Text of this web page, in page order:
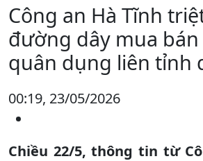
Công an Hà Tĩnh
đường dây mua
quân dụng liên tỉnh
00:19, 23/05/2026
Chiều 22/5, thông tin từ